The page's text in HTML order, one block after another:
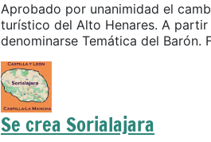
Aprobado por unanimidad el
turístico del Alto Henares. A
denominarse Temática del Barón.
Se crea Sorialajara